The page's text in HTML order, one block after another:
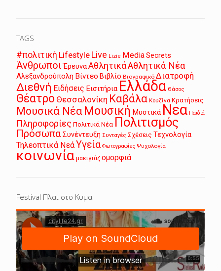
TAGS
#πολιτική Lifestyle Live Lizie MediaSecrets
Άνθρωποι ΈρευναΑθλητικάΑθλητικά Νέα
Αλεξανδρούπολη Βίντεο Βιβλίο Βιογραφικό Διατροφή
Διεθνή Ειδήσεις Εισιτήρια Ελλάδα Θάσος
Θέατρο Θεσσαλονίκη Καβάλα Κουζίνα Κρατήσεις
Μουσικά Νέα Μουσική Μυστικά Νεα Παιδιά
Πληροφορίες Πολιτικά Νέα Πολιτισμός
ΠρόσωπαΣυνέντευξη Συνταγές Σχέσεις Τεχνολογία
Τηλεοπτικά ΝεάΥγεία Φωτογραφίες Ψυχολογία
κοινωνία μακιγιάζ ομορφιά
Festival Πλαι στο Κυμα